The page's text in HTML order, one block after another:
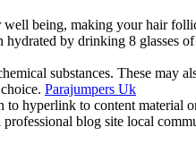
well being, making your hair
hydrated by drinking 8 glasses
substances. These may
Parajumpers Uk
to hyperlink to content material
blog site local